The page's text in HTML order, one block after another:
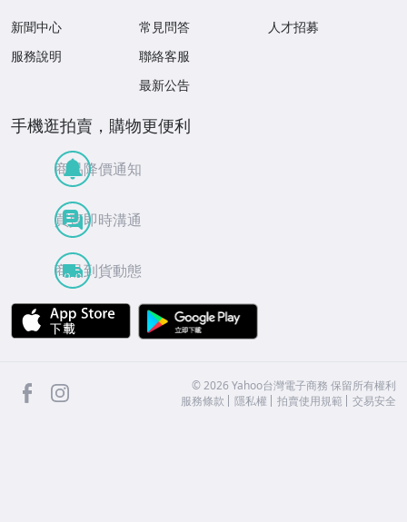
新聞中心
服務說明
常見問答
聯絡客服
最新公告
人才招募
手機逛拍賣，購物更便利
商品降價通知
買賣即時溝通
商品到貨動態
APP Store
facebook ©2026 Yahoo台灣電子商務 保留所有權利
服務條款
隱私權 拍賣使用規範 交易安全